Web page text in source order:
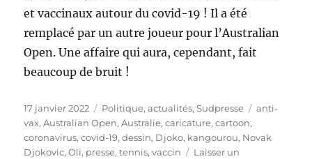
et vaccinaux autour du covid-19 ! Il a été
remplacé par un autre joueur pour l’Australian
Open. Une affaire qui aura, cependant, fait
beaucoup de bruit !
Publié
le
17 janvier 2022 Catégories
Politique, actualités,Sudpresse Étiquettes
anti-
vax,Australian Open,Australie,caricature,cartoon,
coronavirus,covid-19,dessin, Djoko, kangourou, Novak
Djokovic,Oli, presse,tennis,vaccin
Laisser un